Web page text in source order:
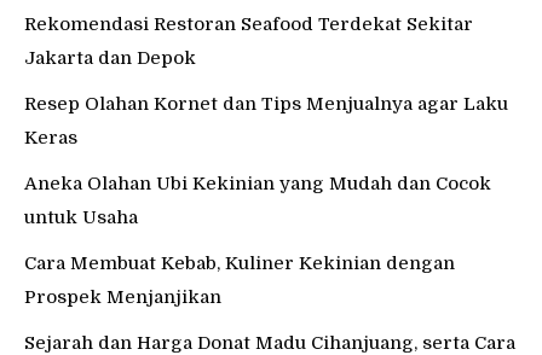
Rekomendasi Restoran Seafood Terdekat Sekitar
Jakarta dan Depok
Resep Olahan Kornet dan Tips Menjualnya agar Laku
Keras
Aneka Olahan Ubi Kekinian yang Mudah dan Cocok
untuk Usaha
Cara Membuat Kebab, Kuliner Kekinian dengan
Prospek Menjanjikan
Sejarah dan Harga Donat Madu Cihanjuang, serta Cara